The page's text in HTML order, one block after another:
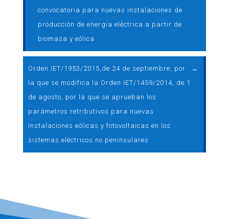
convocatoria para nuevas instalaciones de
producción de energía eléctrica a partir de
biomasa y eólica
Orden IET/1953/2015,de 24 de septiembre, por
la que se modifica la Orden IET/1459/2014, de 1
de agosto, por la que se aprueban los
parámetros retributivos para nuevas
instalaciones eólicas y fotovoltaicas en los
sistemas eléctricos no peninsulares
→